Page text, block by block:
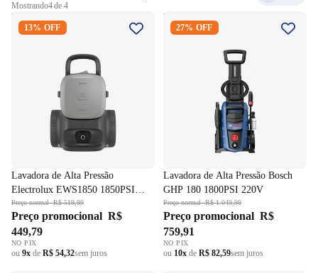
Mostrando4 de 4
Lavadora de Alta Pressão
Electrolux EWS1850 1850PSI
13% OFF
Lavadora de Alta Pressão
Electrolux EWS1850 1850PSI
Urban Grey 220V
Preço normalR$ 519,99
Preço promocional R$
449,79
NO PIX
ou 9x de R$ 54,32sem juros
Lavadora de Alta Pressão
Bosch GHP 180 1800PSI
27% OFF
Lavadora de Alta Pressão Bosch
GHP 180 1800PSI 220V
Preço normalR$ 1.049,99
Preço promocional R$
759,91
NO PIX
ou 10x de R$ 82,59sem juros